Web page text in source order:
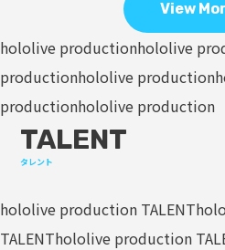
View
hololive productionhololive
productionhololive production
productionhololive production
TALENT
タレント
hololive production TALENT
TALENThololive production